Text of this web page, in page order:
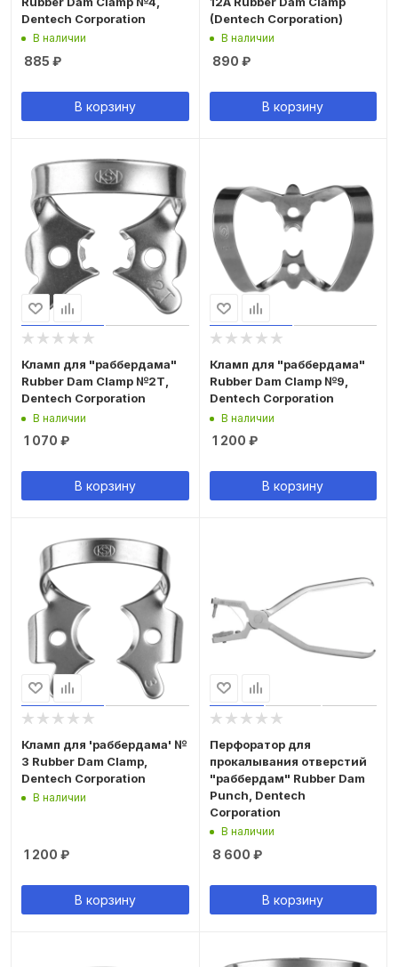
Dentech Corporation
В наличии
885 ₽
В корзину
(Dentech Corporation)
В наличии
890 ₽
В корзину
Кламп для "раббердама"
Rubber Dam Clamp №2T,
Dentech Corporation
В наличии
1 070 ₽
В корзину
Кламп для "раббердама"
Rubber Dam Clamp №9,
Dentech Corporation
В наличии
1 200 ₽
В корзину
Кламп для 'раббердама' №
3 Rubber Dam Clamp,
Dentech Corporation
В наличии
1 200 ₽
В корзину
Перфоратор для
прокалывания отверстий
"раббердам" Rubber Dam
Punch, Dentech
Corporation
В наличии
8 600 ₽
В корзину